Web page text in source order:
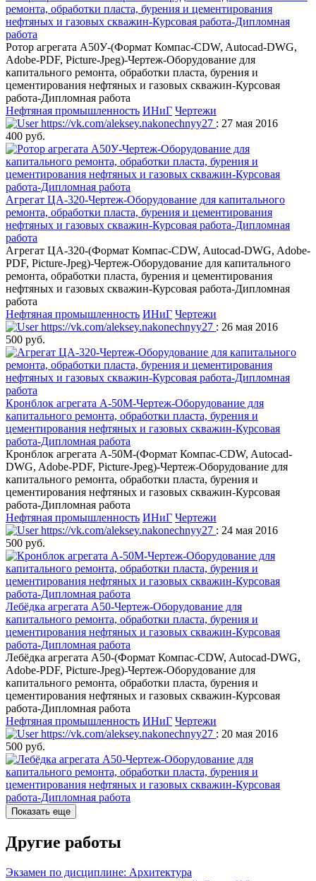
ремонта, обработки пласта, бурения и цементирования
нефтяных и газовых скважин-Курсовая работа-Дипломная
работа
Ротор агрегата А50У-(Формат Компас-CDW, Autocad-DWG,
Adobe-PDF, Picture-Jpeg)-Чертеж-Оборудование для
капитального ремонта, обработки пласта, бурения и
цементирования нефтяных и газовых скважин-Курсовая
работа-Дипломная работа
Нефтяная промышленность ИНиГ Чертежи
https://vk.com/aleksey.nakonechnyy27 : 27 мая 2016
400 руб.
Агрегат ЦА-320-Чертеж-Оборудование для капитального
ремонта, обработки пласта, бурения и цементирования
нефтяных и газовых скважин-Курсовая работа-Дипломная
работа
Агрегат ЦА-320-(Формат Компас-CDW, Autocad-DWG, Adobe-
PDF, Picture-Jpeg)-Чертеж-Оборудование для капитального
ремонта, обработки пласта, бурения и цементирования
нефтяных и газовых скважин-Курсовая работа-Дипломная
работа
Нефтяная промышленность ИНиГ Чертежи
https://vk.com/aleksey.nakonechnyy27 : 26 мая 2016
500 руб.
Кронблок агрегата А-50М-Чертеж-Оборудование для
капитального ремонта, обработки пласта, бурения и
цементирования нефтяных и газовых скважин-Курсовая
работа-Дипломная работа
Кронблок агрегата А-50М-(Формат Компас-CDW, Autocad-
DWG, Adobe-PDF, Picture-Jpeg)-Чертеж-Оборудование для
капитального ремонта, обработки пласта, бурения и
цементирования нефтяных и газовых скважин-Курсовая
работа-Дипломная работа
Нефтяная промышленность ИНиГ Чертежи
https://vk.com/aleksey.nakonechnyy27 : 24 мая 2016
500 руб.
Лебёдка агрегата А50-Чертеж-Оборудование для
капитального ремонта, обработки пласта, бурения и
цементирования нефтяных и газовых скважин-Курсовая
работа-Дипломная работа
Лебёдка агрегата А50-(Формат Компас-CDW, Autocad-DWG,
Adobe-PDF, Picture-Jpeg)-Чертеж-Оборудование для
капитального ремонта, обработки пласта, бурения и
цементирования нефтяных и газовых скважин-Курсовая
работа-Дипломная работа
Нефтяная промышленность ИНиГ Чертежи
https://vk.com/aleksey.nakonechnyy27 : 20 мая 2016
500 руб.
Показать еще
Другие работы
Экзамен по дисциплине: Архитектура